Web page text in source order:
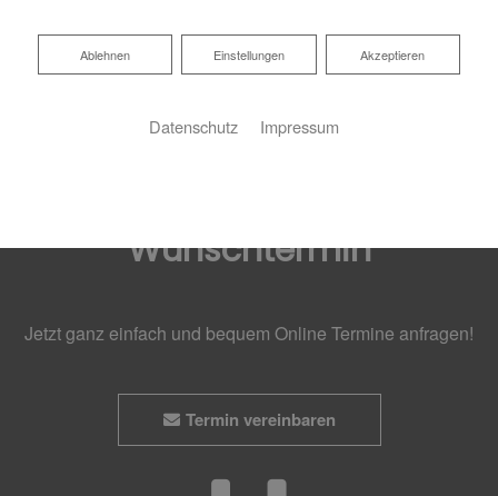
wird nachgereicht
Wunschtermin
Jetzt ganz einfach und bequem Online Termine anfragen!
Termin vereinbaren
Akzeptieren
Einstellungen
Ablehnen
Ablehnen
Datenschutz Impressum